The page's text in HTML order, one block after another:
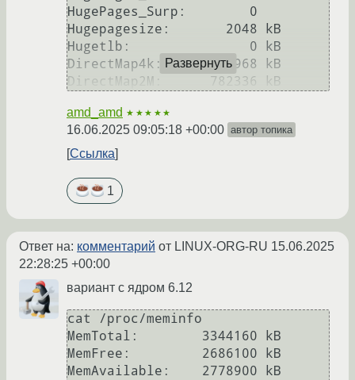
HugePages_Surp:        0
Hugepagesize:       2048 kB
Hugetlb:               0 kB
DirectMap4k:      126968 kB
Развернуть
amd_amd ★★★★★
16.06.2025 09:05:18 +00:00 автор топика
Ссылка
1
Ответ на: комментарий от LINUX-ORG-RU 15.06.2025
22:28:25 +00:00
вариант с ядром 6.12
cat /proc/meminfo
MemTotal:        3344160 kB
MemFree:         2686100 kB
MemAvailable:    2778900 kB